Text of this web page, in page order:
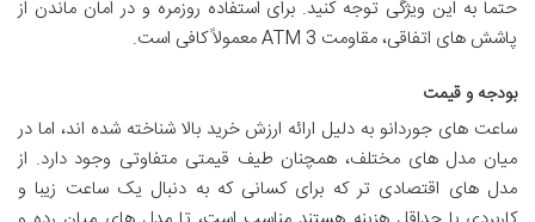
حتماً به این ویژگی توجه کنید. برای استفاده روزمره و در امان ماندن از
پاشش های اتفاقی، مقاومت 3 ATM معمولاً کافی است.
بودجه و قیمت
ساعت های جوردانو به دلیل ارائه ارزش خرید بالا شناخته شده اند، اما در
میان مدل های مختلف، همچنان طیف قیمتی متفاوتی وجود دارد. از
مدل های اقتصادی تر که برای کسانی که به دنبال یک ساعت زیبا و